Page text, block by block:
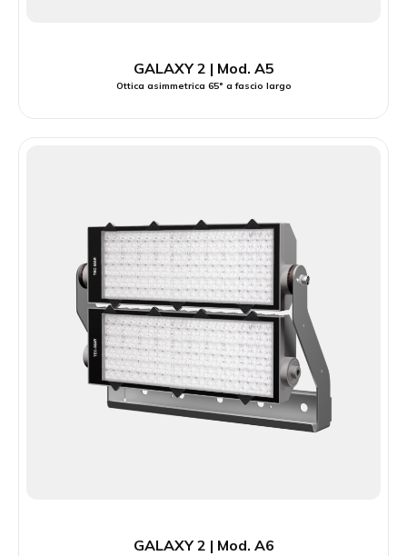
GALAXY 2 | Mod. A5
Ottica asimmetrica 65° a fascio largo
GALAXY 2 | Mod. A6